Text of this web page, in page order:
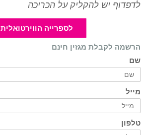
לדפדוף יש להקליק על הכריכה
לספרייה הווירטואלית
הרשמה לקבלת מגזין חינם
שם
מייל
טלפון